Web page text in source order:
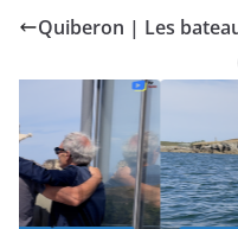
Quiberon | Les